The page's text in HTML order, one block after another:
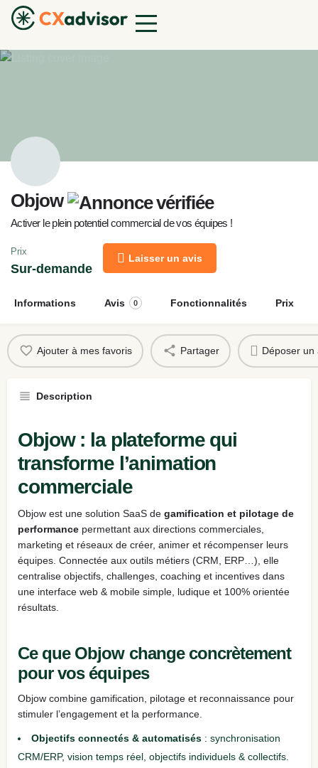
Objow
Activer le plein potentiel commercial de vos équipes !
Prix
Sur-demande
Laisser un avis
Informations Avis 0 Fonctionnalités Prix
Ajouter à mes favoris Partager Déposer un
Description
Objow : la plateforme qui
transforme l’animation
commerciale
Objow est une solution SaaS de gamification et pilotage de
performance permettant aux directions commerciales,
marketing et réseaux de créer, animer et récompenser leurs
équipes. Connectée aux outils métiers (CRM, ERP…), elle
centralise objectifs, challenges, coaching et incentives dans
une interface web & mobile simple, ludique et 100% orientée
résultats.
Ce que Objow change concrètement
pour vos équipes
Objow combine gamification, pilotage et reconnaissance pour
stimuler l’engagement et la performance.
Objectifs connectés & automatisés : synchronisation
CRM/ERP, vision temps réel, objectifs individuels & collectifs.